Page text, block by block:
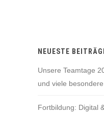
NEUESTE
Unsere Teamtage
und viele
Fortbildung: Digital